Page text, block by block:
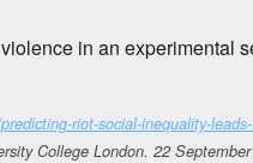
in an experimental
riot-social-inequality-
College London. 22